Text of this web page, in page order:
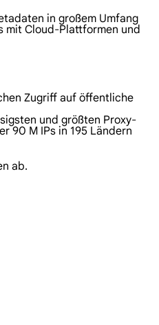
in großem Umfang
mit Cloud-Plattformen und
Zugriff auf öffentliche
und größten Proxy-
90 M IPs in 195 Ländern
ab.